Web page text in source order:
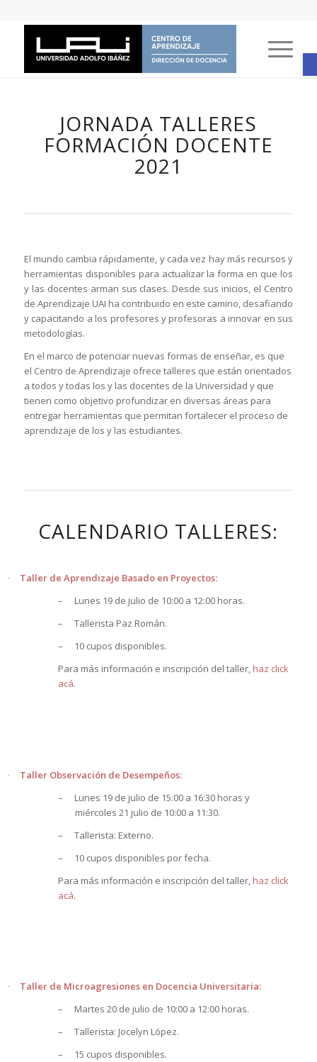
JORNADA TALLERES
FORMACIÓN DOCENTE
2021
El mundo cambia rápidamente, y cada vez hay más recursos y
herramientas disponibles para actualizar la forma en que los
y las docentes arman sus clases. Desde sus inicios, el Centro
de Aprendizaje UAI ha contribuido en este camino, desafiando
y capacitando a los profesores y profesoras a innovar en sus
metodologías.
En el marco de potenciar nuevas formas de enseñar, es que
el Centro de Aprendizaje ofrece talleres que están orientados
a todos y todas los y las docentes de la Universidad y que
tienen como objetivo profundizar en diversas áreas para
entregar herramientas que permitan fortalecer el proceso de
aprendizaje de los y las estudiantes.
CALENDARIO TALLERES:
·
Taller de Aprendizaje Basado en Proyectos:
–
Lunes 19 de julio de 10:00 a 12:00 horas.
–
Tallerista Paz Román.
–
10 cupos disponibles.
Para más información e inscripción del taller, haz click
acá.
·
Taller Observación de Desempeños:
–
Lunes 19 de julio de 15:00 a 16:30 horas y
miércoles 21 julio de 10:00 a 11:30.
–
Tallerista: Externo.
–
10 cupos disponibles por fecha.
Para más información e inscripción del taller, haz click
acá.
·
Taller de Microagresiones en Docencia Universitaria:
–
Martes 20 de julio de 10:00 a 12:00 horas.
–
Tallerista: Jocelyn López.
–
15 cupos disponibles.